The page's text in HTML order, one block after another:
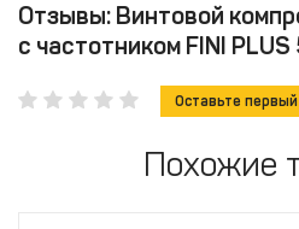
Отзывы: Винтовой
с частотником FINI
Оставьте
Похожие